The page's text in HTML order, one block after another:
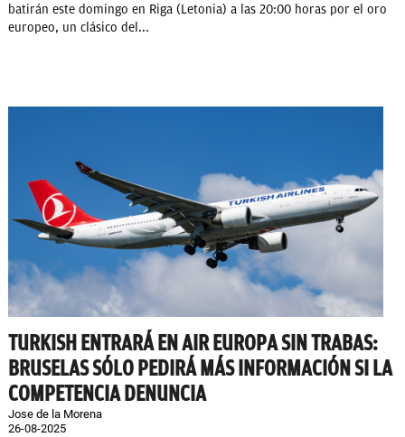
batirán este domingo en Riga (Letonia) a las 20:00 horas por el oro
europeo, un clásico del...
TURKISH ENTRARÁ EN AIR EUROPA SIN TRABAS:
BRUSELAS SÓLO PEDIRÁ MÁS INFORMACIÓN SI LA
COMPETENCIA DENUNCIA
Jose de la Morena
26-08-2025